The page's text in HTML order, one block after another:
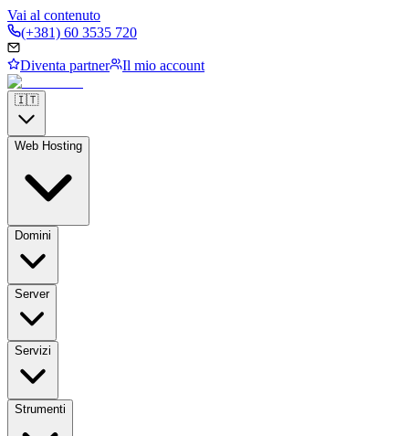
Vai al contenuto
(+381) 60 3535 720
Diventa partner Il mio account
🇮🇹
Web Hosting
Domini
Server
Servizi
Strumenti